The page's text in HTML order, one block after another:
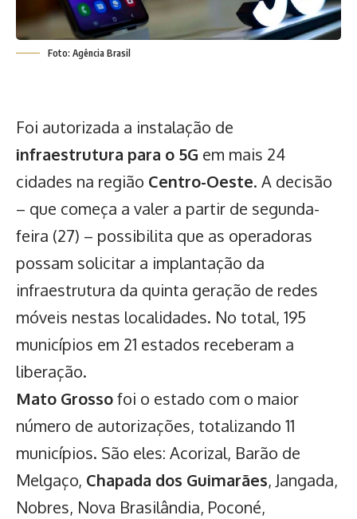
Foto: Agência Brasil
Foi autorizada a instalação de
infraestrutura para o 5G em mais 24
cidades na região Centro-Oeste. A decisão
– que começa a valer a partir de segunda-
feira (27) – possibilita que as operadoras
possam solicitar a implantação da
infraestrutura da quinta geração de redes
móveis nestas localidades. No total, 195
municípios em 21 estados receberam a
liberação.
Mato Grossofoi o estado com o maior
número de autorizações, totalizando 11
municípios. São eles: Acorizal, Barão de
Melgaço, Chapada dos Guimarães, Jangada,
Nobres, Nova Brasilândia, Poconé,